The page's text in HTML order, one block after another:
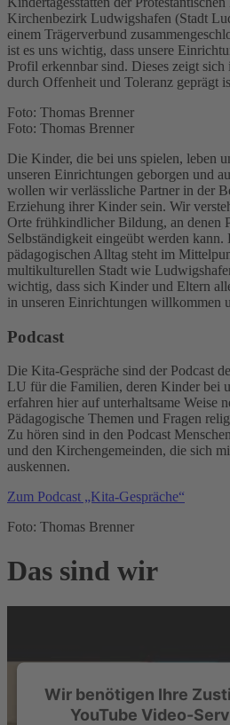
Kirchenbezirk Ludwigshafen (Stadt
einem Trägerverbund
ist es uns wichtig, dass unsere
Profil erkennbar sind. Dieses zeigt
durch Offenheit und Toleranz geprägt
Foto: Thomas Brenner
Foto: Thomas Brenner
Die Kinder, die bei uns spielen, leben
unseren Einrichtungen geborgen und
wollen wir verlässliche Partner in der
Erziehung ihrer Kinder sein. Wir
Orte frühkindlicher Bildung, an denen
Selbständigkeit eingeübt werden
pädagogischen Alltag steht im
multikulturellen Stadt wie
wichtig, dass sich Kinder und Eltern
in unseren Einrichtungen willkommen
Podcast
Die Kita-Gespräche sind der Podcast
LU für die Familien, deren Kinder bei
erfahren hier auf unterhaltsame Weise
Pädagogische Themen und Fragen
Zu hören sind in den Podcast
und den Kirchengemeinden, die sich
auskennen.
Zum Podcast „Kita-Gespräche“
Foto: Thomas Brenner
Das sind wir
Wir benötigen Ihre
YouTube Video-